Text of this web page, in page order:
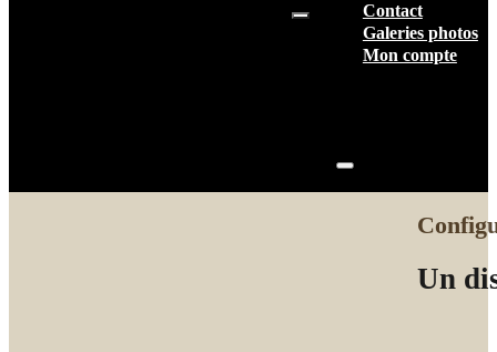
Contact
Galeries photos
Mon compte
Un